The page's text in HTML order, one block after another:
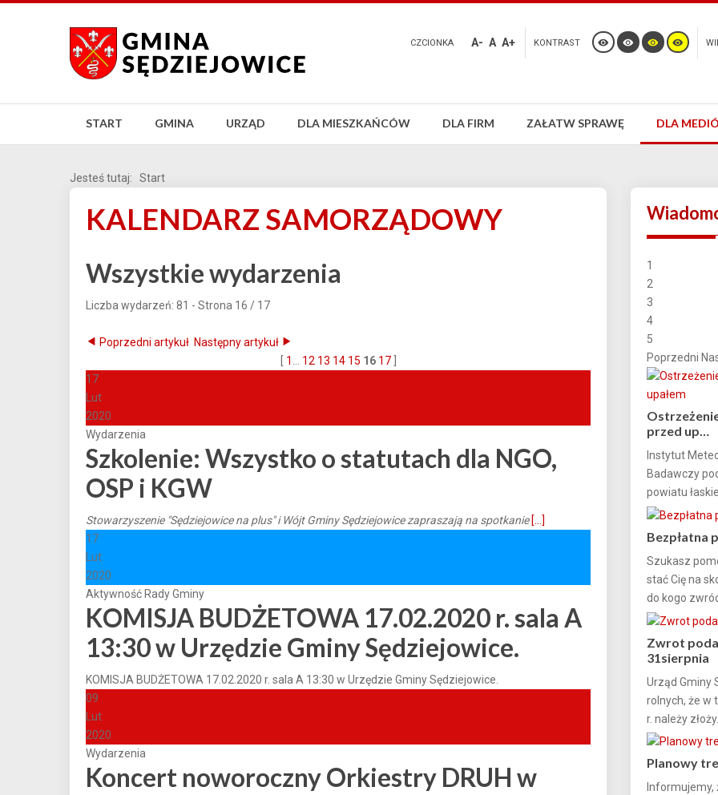
CZCIONKA A- A A+ KONTRAST
START GMINA URZĄD DLA MIESZKAŃCÓW DLA FIRM ZAŁATW SPRAWĘ DLA
Jesteś tutaj: Start
KALENDARZ SAMORZĄDOWY
Wszystkie wydarzenia
Liczba wydarzeń: 81 - Strona 16 / 17
Poprzedni artykuł Następny artykuł
1 12 13 14 15 16 17]
17
Lut
2020
Wydarzenia
Szkolenie: Wszystko o statutach dla NGO,
OSP i KGW
Stowarzyszenie "Sędziejowice na plus" i Wójt Gminy Sędziejowice zapraszają na spotkanie [...]
17
Lut
2020
Aktywność Rady Gminy
KOMISJA BUDŻETOWA 17.02.2020 r. sala A
13:30 w Urzędzie Gminy Sędziejowice.
KOMISJA BUDŻETOWA 17.02.2020 r. sala A 13:30 w Urzędzie Gminy Sędziejowice.
09
Lut
2020
Wydarzenia
Koncert noworoczny Orkiestry DRUH w
1
2
3
4
5
Poprzedni
przed up…
Instytut
Badawczy
powiatu
Bezpłatna
Szukasz
stać Cię na
do kogo
Zwrot
31sierpnia
Urząd Gminy
rolnych, że w
r. należy złoży...
Planowy
Informujemy,